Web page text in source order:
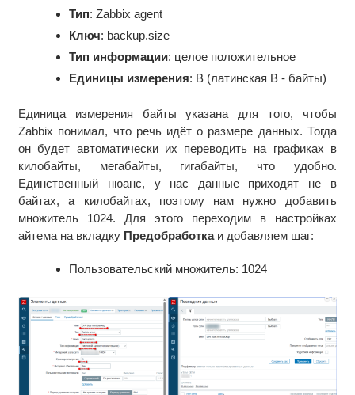
Тип: Zabbix agent
Ключ: backup.size
Тип информации: целое положительное
Единицы измерения: B (латинская B - байты)
Единица измерения байты указана для того, чтобы
Zabbix понимал, что речь идёт о размере данных. Тогда
он будет автоматически их переводить на графиках в
килобайты, мегабайты, гигабайты, что удобно.
Единственный нюанс, у нас данные приходят не в
байтах, а килобайтах, поэтому нам нужно добавить
множитель 1024. Для этого переходим в настройках
айтема на вкладку Предобработкаи добавляем шаг:
Пользовательский множитель: 1024